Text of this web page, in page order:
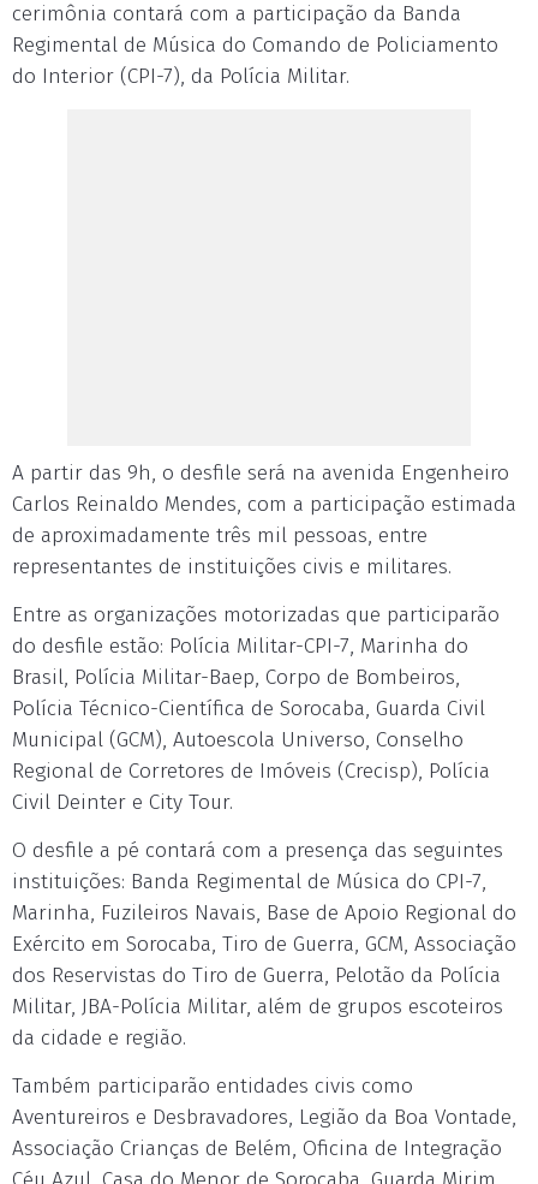
cerimônia contará com a participação da Banda
Regimental de Música do Comando de Policiamento
do Interior (CPI-7), da Polícia Militar.
A partir das 9h, o desfile será na avenida Engenheiro
Carlos Reinaldo Mendes, com a participação estimada
de aproximadamente três mil pessoas, entre
representantes de instituições civis e militares.
Entre as organizações motorizadas que participarão
do desfile estão: Polícia Militar-CPI-7, Marinha do
Brasil, Polícia Militar-Baep, Corpo de Bombeiros,
Polícia Técnico-Científica de Sorocaba, Guarda Civil
Municipal (GCM), Autoescola Universo, Conselho
Regional de Corretores de Imóveis (Crecisp), Polícia
Civil Deinter e City Tour.
O desfile a pé contará com a presença das seguintes
instituições: Banda Regimental de Música do CPI-7,
Marinha, Fuzileiros Navais, Base de Apoio Regional do
Exército em Sorocaba, Tiro de Guerra, GCM, Associação
dos Reservistas do Tiro de Guerra, Pelotão da Polícia
Militar, JBA-Polícia Militar, além de grupos escoteiros
da cidade e região.
Também participarão entidades civis como
Aventureiros e Desbravadores, Legião da Boa Vontade,
Associação Crianças de Belém, Oficina de Integração